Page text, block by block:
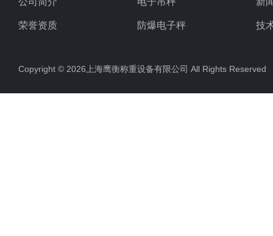
荣誉资质 防爆电子秤
电子汽车衡
电子天平
技
Copyright © 2026上海鹰衡称重设备有限公司 All Rights